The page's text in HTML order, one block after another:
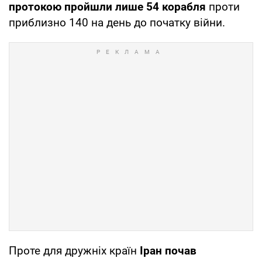
протокою пройшли лише 54 корабля проти
приблизно 140 на день до початку війни.
Проте для дружніх країн Іран почав